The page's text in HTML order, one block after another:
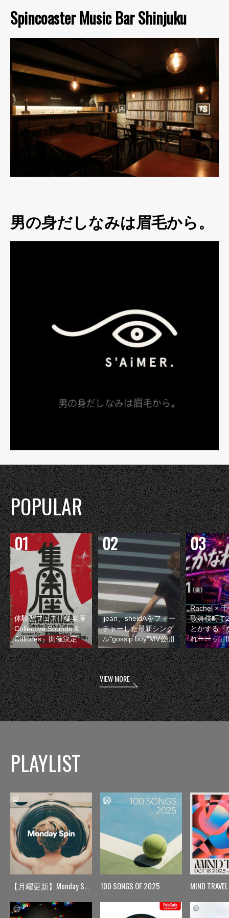
Spincoaster Music Bar Shinjuku
男の身だしなみは眉毛から。
POPULAR
体験型フェス『集楽座
Collective Sounds &
Cultures』開催決定
jjean、sheidAをフィー
チャーした最新シング
ル“gossip boy”MV公開
Rachel ×
歌舞伎町で
とかする『
れーーッ』
VIEW MORE
PLAYLIST
【月曜更新】Monday Spin 100 SONGS OF 2025 MIND TRAVEL